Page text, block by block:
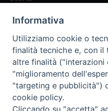
Abbonamenti
Abbonamento Annuale
Abbonamento Annuale
Abbonamento Singola
Informativa
Utilizziamo cookie o
finalità tecniche e, con il
altre finalità ("interazioni
"miglioramento
"targeting e pubblicità")
cookie policy.